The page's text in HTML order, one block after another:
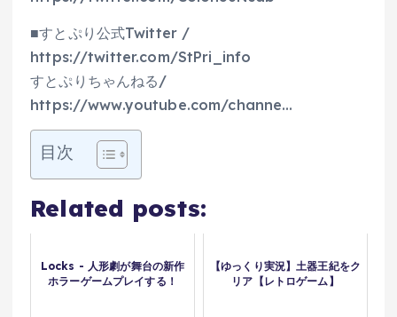
■すとぷり公式Twitter /
https://twitter.com/StPri_info
すとぷりちゃんねる/
https://www.youtube.com/channe…
目次
Related posts:
Locks - 人形劇が舞台の新作
ホラーゲームプレイする！
【ゆっくり実況】土器王紀をク
リア【レトロゲーム】